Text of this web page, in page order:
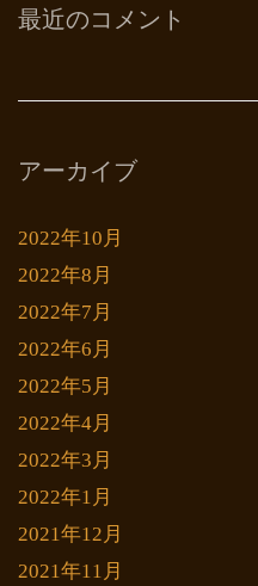
最近のコメント
アーカイブ
2022年10月
2022年8月
2022年7月
2022年6月
2022年5月
2022年4月
2022年3月
2022年1月
2021年12月
2021年11月